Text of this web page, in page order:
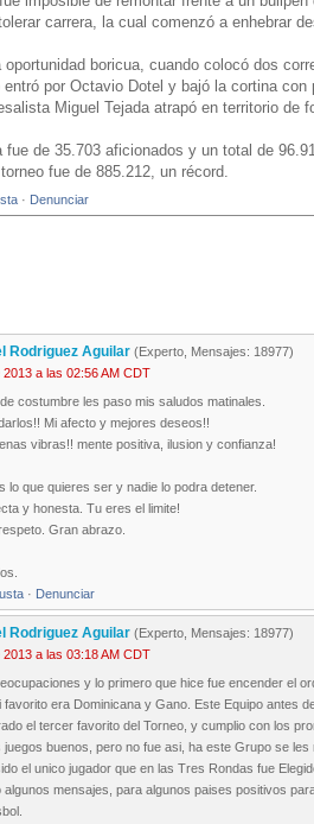
carrera, la cual comenzó a enhebrar
oportunidad boricua, cuando colocó dos
por Octavio Dotel y bajó la cortina
Miguel Tejada atrapó en territorio de
fue de 35.703 aficionados y un total de
fue de 885.212, un récord.
· Denunciar
Rodriguez Aguilar (Experto, Mensajes: 18977)
a las 02:56 AM CDT
costumbre les paso mis saludos matinales.
Mi afecto y mejores deseos!!
vibras!! mente positiva, ilusion y confianza!
lo que quieres ser y nadie lo podra detener.
y honesta. Tu eres el limite!
Gran abrazo.
· Denunciar
Rodriguez Aguilar (Experto, Mensajes: 18977)
a las 03:18 AM CDT
y lo primero que hice fue encender el
era Dominicana y Gano. Este Equipo antes
el tercer favorito del Torneo, y cumplio con los
juegos buenos, pero no fue asi, ha este Grupo se
el unico jugador que en las Tres Rondas fue
mensajes, para algunos paises positivos